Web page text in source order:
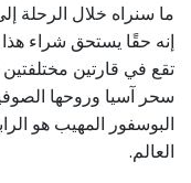
ما سنراه خلال الرحلة
إنه حقًا يستحق شراء هذا
تقع في قارتين
سحر آسيا وروحها
البوسفور المهيب هو
العالم.